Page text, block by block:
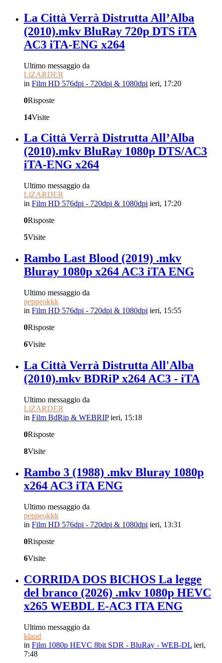
La Città Verrà Distrutta All’Alba
(2010).mkv BluRay 720p DTS iTA
AC3 iTA-ENG x264
Ultimo messaggio da
LiZARDER
in Film HD 576dpi - 720dpi & 1080dpi ieri, 17:20
0Risposte
14Visite
La Città Verrà Distrutta All’Alba
(2010).mkv BluRay 1080p DTS/AC3
iTA-ENG x264
Ultimo messaggio da
LiZARDER
in Film HD 576dpi - 720dpi & 1080dpi ieri, 17:20
0Risposte
5Visite
Rambo Last Blood (2019) .mkv
Bluray 1080p x264 AC3 iTA ENG
Ultimo messaggio da
peppeokkk
in Film HD 576dpi - 720dpi & 1080dpi ieri, 15:55
0Risposte
6Visite
La Città Verrà Distrutta All'Alba
(2010).mkv BDRiP x264 AC3 - iTA
Ultimo messaggio da
LiZARDER
in Film BdRip & WEBRIP ieri, 15:18
0Risposte
8Visite
Rambo 3 (1988) .mkv Bluray 1080p
x264 AC3 iTA ENG
Ultimo messaggio da
peppeokkk
in Film HD 576dpi - 720dpi & 1080dpi ieri, 13:31
0Risposte
6Visite
CORRIDA DOS BICHOS La legge
del branco (2026) .mkv 1080p HEVC
x265 WEBDL E-AC3 ITA ENG
Ultimo messaggio da
klaud
in Film 1080p HEVC 8bit SDR - BluRay - WEB-DL ieri,
7:48